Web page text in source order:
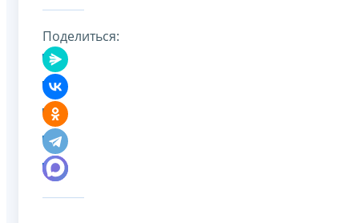
Поделиться: